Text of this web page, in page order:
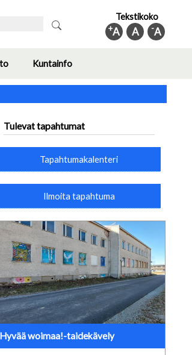
Tekstikoko
-A
A
+A
Toggle
Kuntainfo
Tulevat tapahtumat
Tapahtumakalenteri
Ilmoita tapahtuma
Hyvää woimaa!-taidekävely